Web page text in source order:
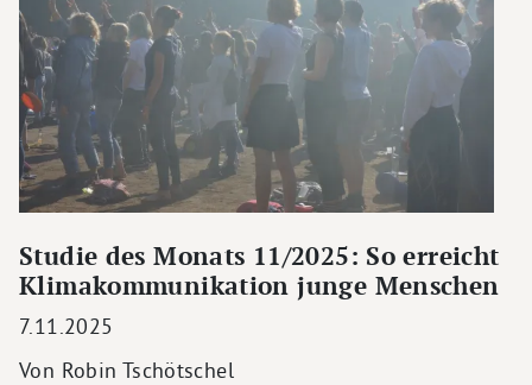
Studie des Monats 11/2025: So erreicht
Klimakommunikation junge Menschen
7.11.2025
Von Robin Tschötschel